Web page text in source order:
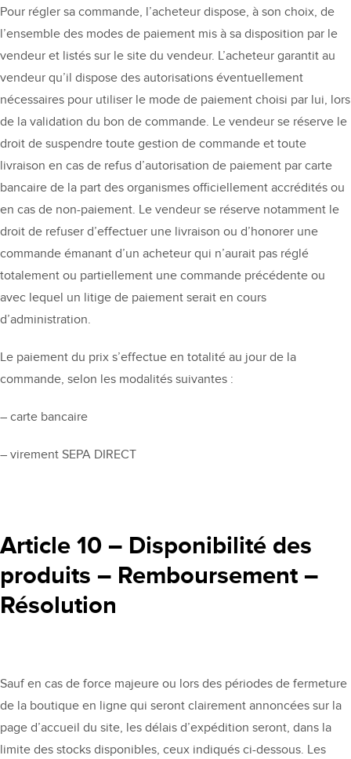
Pour régler sa commande, l’acheteur dispose, à son choix, de
l’ensemble des modes de paiement mis à sa disposition par le
vendeur et listés sur le site du vendeur. L’acheteur garantit au
vendeur qu’il dispose des autorisations éventuellement
nécessaires pour utiliser le mode de paiement choisi par lui, lors
de la validation du bon de commande. Le vendeur se réserve le
droit de suspendre toute gestion de commande et toute
livraison en cas de refus d’autorisation de paiement par carte
bancaire de la part des organismes officiellement accrédités ou
en cas de non-paiement. Le vendeur se réserve notamment le
droit de refuser d’effectuer une livraison ou d’honorer une
commande émanant d’un acheteur qui n’aurait pas réglé
totalement ou partiellement une commande précédente ou
avec lequel un litige de paiement serait en cours
d’administration.
Le paiement du prix s’effectue en totalité au jour de la
commande, selon les modalités suivantes :
– carte bancaire
– virement SEPA DIRECT
Article 10 – Disponibilité des
produits – Remboursement –
Résolution
Sauf en cas de force majeure ou lors des périodes de fermeture
de la boutique en ligne qui seront clairement annoncées sur la
page d’accueil du site, les délais d’expédition seront, dans la
limite des stocks disponibles, ceux indiqués ci-dessous. Les